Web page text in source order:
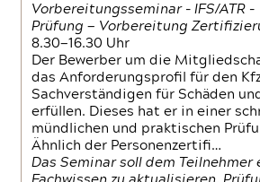
Vorbereitungsseminar - IFS/ATR -
Prüfung — Vorbereitung
8.30—16.30 Uhr
Der Bewerber um die
das Anforderungsprofil für den
Sachverständigen für Schäden
erfüllen. Dieses hat er in einer
mündlichen und praktischen
Ähnlich der Personenzertifi…
Das Seminar soll dem Teilnehmer